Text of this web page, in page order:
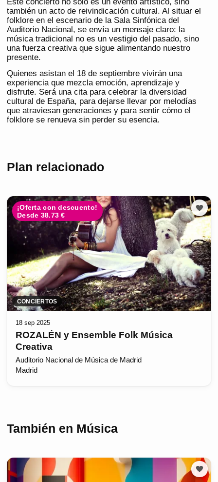
también un acto de reivindicación cultural. Al situar el
folklore en el escenario de la Sala Sinfónica del
Auditorio Nacional, se envía un mensaje claro: la
música tradicional no es un vestigio del pasado, sino
una fuerza creativa que sigue alimentando nuestro
presente.
Quienes asistan el 18 de septiembre vivirán una
experiencia que mezcla emoción, aprendizaje y
disfrute. Será una cita para celebrar la diversidad
cultural de España, para dejarse llevar por melodías
que atraviesan generaciones y para sentir cómo el
folklore se renueva sin perder su esencia.
Plan relacionado
¡Oferta con descuento!
Desde 38.73 €
CONCIERTOS
18 sep 2025
ROZALÉN y Ensemble Folk Música
Creativa
Auditorio Nacional de Música de Madrid
Madrid
También en Música